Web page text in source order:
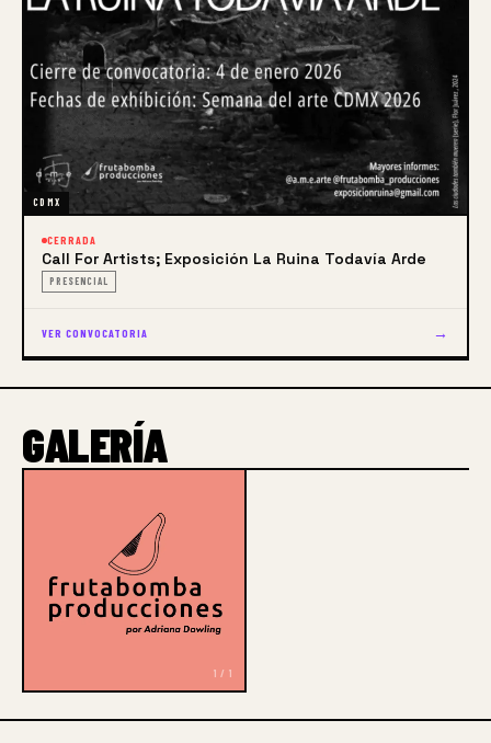
CDMX
CERRADA
Call For Artists; Exposición La Ruina Todavía Arde
PRESENCIAL
VER CONVOCATORIA →
GALERÍA
1 / 1